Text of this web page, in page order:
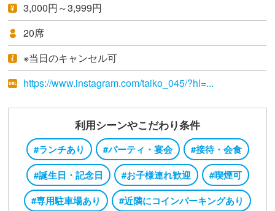
3,000円～3,999円
20席
※当日のキャンセル可
https://www.instagram.com/taiko_045/?hl=...
利用シーンやこだわり条件
#ランチあり #パーティ・宴会
#接待・会食
#誕生日・記念日
#お子様連れ歓迎
#喫煙可
#専用駐車場あり
#近隣にコインパーキングあり